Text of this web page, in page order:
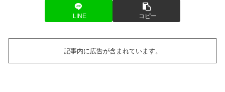
LINE コピー
記事内に広告が含まれています。